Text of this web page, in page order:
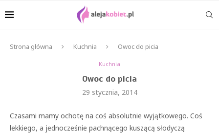
Strona główna Kuchnia Owoc do picia
Kuchnia
Owoc do picia
29 stycznia, 2014
Czasami mamy ochotę na coś absolutnie wyjątkowego. Coś
lekkiego, a jednocześnie pachnącego kuszącą słodyczą